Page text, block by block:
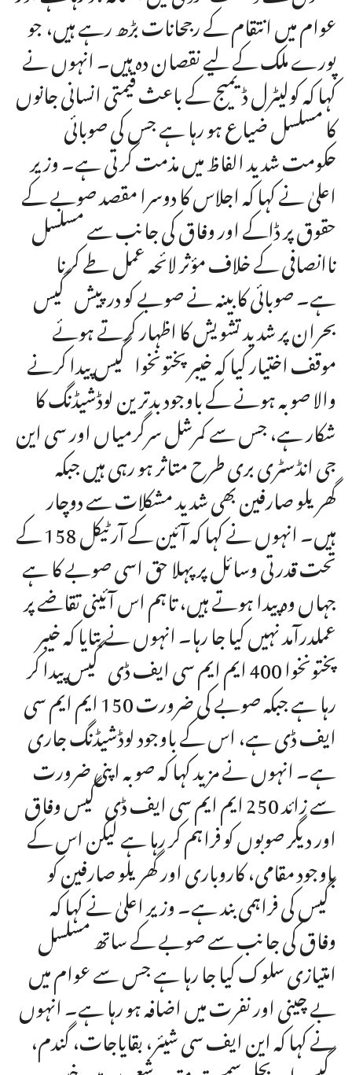
عوام میں انتقام کے رجحانات بڑھ رہے ہیں، جو
پورے ملک کے لیے نقصان دہ ہیں۔ انہوں نے
کہا کہ کولیٹرل ڈیمیج کے باعث قیمتی انسانی جانوں
کا مسلسل ضیاع ہو رہا ہے جس کی صوبائی
حکومت شدید الفاظ میں مذمت کرتی ہے۔ وزیر
اعلیٰ نے کہا کہ اجلاس کا دوسرا مقصد صوبے کے
حقوق پر ڈاکے اور وفاق کی جانب سے مسلسل
ناانصافی کے خلاف مؤثر لائحہ عمل طے کرنا
ہے۔ صوبائی کابینہ نے صوبے کو درپیش گیس
بحران پر شدید تشویش کا اظہار کرتے ہوئے
موقف اختیار کیا کہ خیبر پختونخوا گیس پیدا کرنے
والا صوبہ ہونے کے باوجود بدترین لوڈشیڈنگ کا
شکار ہے، جس سے کمرشل سرگرمیاں اور سی این
جی انڈسٹری بری طرح متاثر ہو رہی ہیں جبکہ
گھریلو صارفین بھی شدید مشکلات سے دوچار
ہیں۔ انہوں نے کہا کہ آئین کے آرٹیکل 158 کے
تحت قدرتی وسائل پر پہلا حق اسی صوبے کا ہے
جہاں وہ پیدا ہوتے ہیں، تاہم اس آئینی تقاضے پر
عملدرآمد نہیں کیا جا رہا۔ انہوں نے بتایا کہ خیبر
پختونخوا 400 ایم ایم سی ایف ڈی گیس پیدا کر
رہا ہے جبکہ صوبے کی ضرورت 150 ایم ایم سی
ایف ڈی ہے، اس کے باوجود لوڈشیڈنگ جاری
ہے۔ انہوں نے مزید کہا کہ صوبہ اپنی ضرورت
سے زائد 250 ایم ایم سی ایف ڈی گیس وفاق
اور دیگر صوبوں کو فراہم کر رہا ہے لیکن اس کے
باوجود مقامی، کاروباری اور گھریلو صارفین کو
گیس کی فراہمی بند ہے۔ وزیر اعلیٰ نے کہا کہ
وفاق کی جانب سے صوبے کے ساتھ مسلسل
امتیازی سلوک کیا جا رہا ہے جس سے عوام میں
بے چینی اور نفرت میں اضافہ ہو رہا ہے۔ انہوں
نے کہا کہ این ایف سی شیئر، بقایاجات، گندم،